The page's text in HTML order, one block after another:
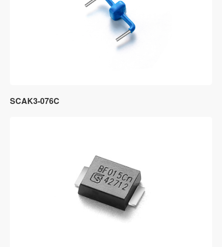
SCAK3-076C